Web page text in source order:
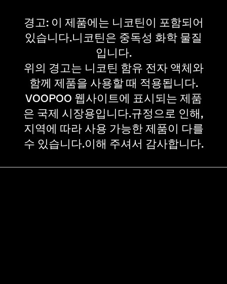
경고: 이 제품에는 니코틴이 포함되어
있습니다.니코틴은 중독성 화학 물질
입니다.
위의 경고는 니코틴 함유 전자 액체와
함께 제품을 사용할 때 적용됩니다.
VOOPOO 웹사이트에 표시되는 제품
은 국제 시장용입니다.규정으로 인해,
지역에 따라 사용 가능한 제품이 다를
수 있습니다.이해 주셔서 감사합니다.